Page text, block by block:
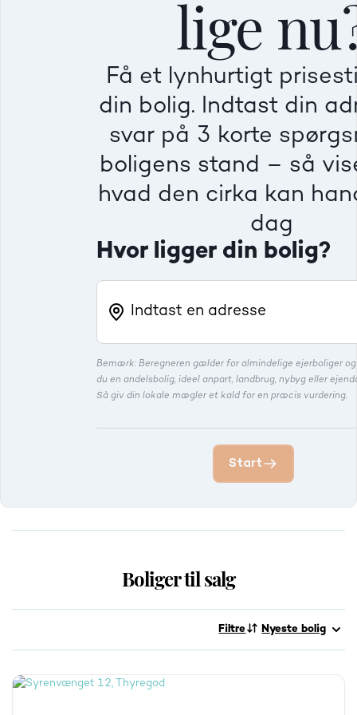
lige
Få et lynhurtigt
din bolig. Indtast din
svar på 3 korte
boligens stand – så
hvad den cirka kan
dag
Hvor ligger din bolig?
Bemærk: Beregneren gælder for almindelige ejerboliger og
du en andelsbolig, ideel anpart, landbrug, nybyg eller
Så giv din lokale mægler et kald for en præcis vurdering.
Dårlig
Mindre god
Dårlig
Mindre god
Dårlig
Mindre god
Villa
Beregner pris
Start
Boliger til salg
Filtre Nyeste bolig